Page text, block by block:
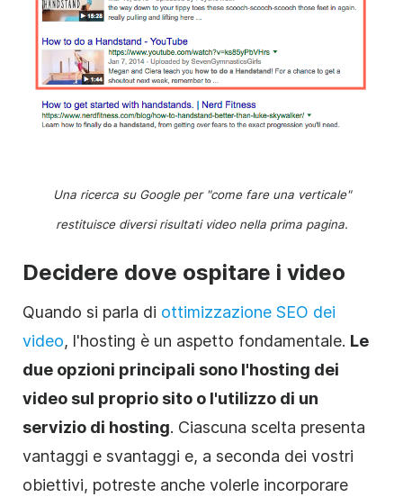
Una ricerca su Google per "come fare una verticale"
restituisce diversi risultati video nella prima pagina.
Decidere dove ospitare i video
Quando si parla di ottimizzazione SEO dei
video, l'hosting è un aspetto fondamentale. Le
due opzioni principali sono l'hosting dei
video sul proprio sito o l'utilizzo di un
servizio di hosting. Ciascuna scelta presenta
vantaggi e svantaggi e, a seconda dei vostri
obiettivi, potreste anche volerle incorporare